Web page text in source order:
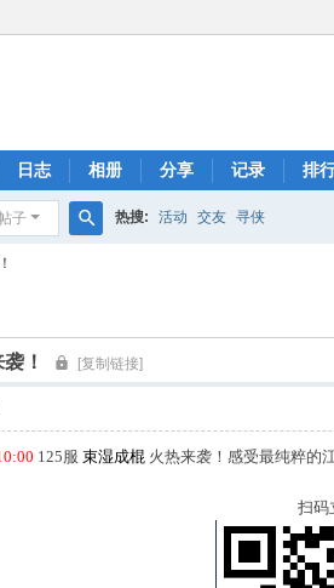
日志 相册 分享 记录 排
子 热搜: 活动 交友 寻侠
！ [复制链接]
125服束湿成棍 火热来袭！感受最纯粹的
扫码